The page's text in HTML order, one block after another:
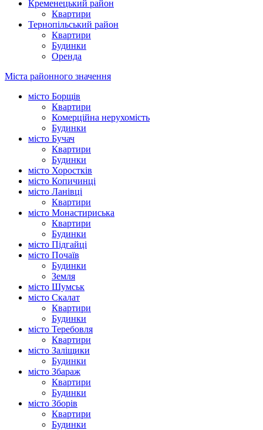
Кременецький район
Квартири
Тернопільський район
Квартири
Будинки
Оренда
Міста районного значення
місто Борщів
Квартири
Комерційна нерухомість
Будинки
місто Бучач
Квартири
Будинки
місто Хоростків
місто Копичинці
місто Ланівці
Квартири
місто Монастириська
Квартири
Будинки
місто Підгайці
місто Почаїв
Будинки
Земля
місто Шумськ
місто Скалат
Квартири
Будинки
місто Теребовля
Квартири
місто Залiщики
Будинки
місто Збараж
Квартири
Будинки
місто Зборів
Квартири
Будинки